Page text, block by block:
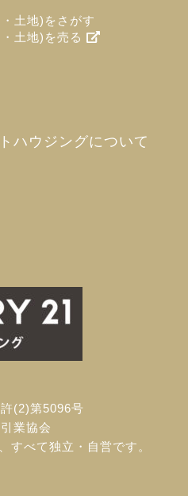
土地)をさがす
土地)を売る
ハウジングについて
(2)第5096号
業協会
すべて独立・自営です。